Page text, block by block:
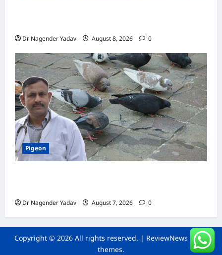
Dr Nagender Yadav August 8, 2026 0
Pigeon
Dr Nagender Yadav August 7, 2026 0
Copyright © 2026 All rights reserved. | ReviewNews by AF
themes.